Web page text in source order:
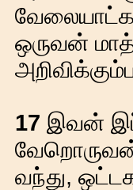
ஒருவன்
17 இவன்
வேறொருவன்
வந்து,